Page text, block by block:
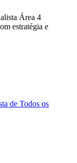
Área 4
estratégia e
de Todos os